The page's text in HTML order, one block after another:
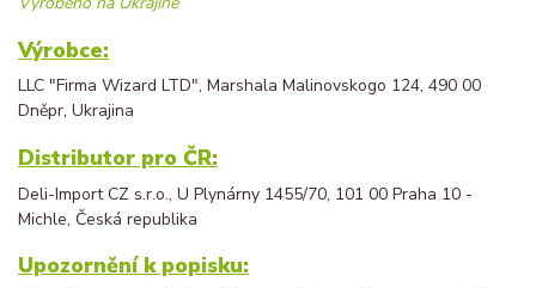
Výrobce:
LLC "Firma Wizard LTD", Marshala Malinovskogo 124, 490 00
Dněpr, Ukrajina
Distributor pro ČR:
Deli-Import CZ s.r.o., U Plynárny 1455/70, 101 00 Praha 10 -
Michle, Česká republika
Upozornění k popisku: